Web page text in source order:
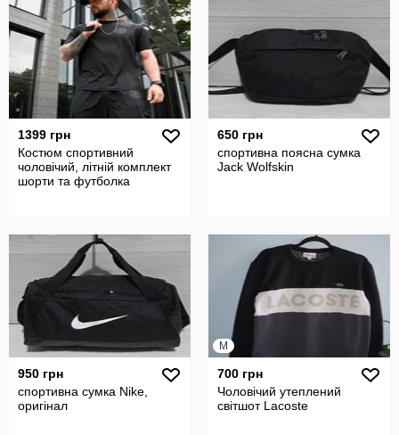
1399 грн
Костюм спортивний
чоловічий, літній комплект
шорти та футболка
650 грн
спортивна поясна сумка
Jack Wolfskin
950 грн
спортивна сумка Nike,
оригінал
M
700 грн
Чоловічий утеплений
світшот Lacoste